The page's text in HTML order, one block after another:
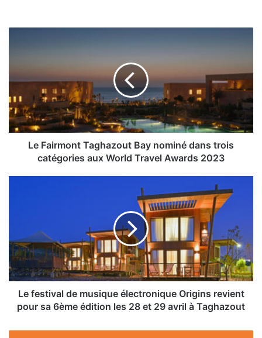
nominé
dans
trois
catégories
aux
Le Fairmont Taghazout Bay nominé dans trois
catégories aux World Travel Awards 2023
électronique
Origins
revient
pour
sa
6ème
édition
28
Le festival de musique électronique Origins revient
pour sa 6ème édition les 28 et 29 avril à Taghazout